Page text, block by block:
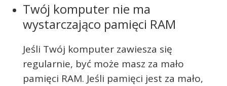
Twój komputer nie ma
wystarczająco pamięci RAM
Jeśli Twój komputer zawiesza się
regularnie, być może masz za mało
pamięci RAM. Jeśli pamięci jest za mało,